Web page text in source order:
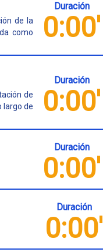
de la
como
Duración
0:00'
de
largo de
Duración
0:00'
Duración
0:00'
Duración
0:00'